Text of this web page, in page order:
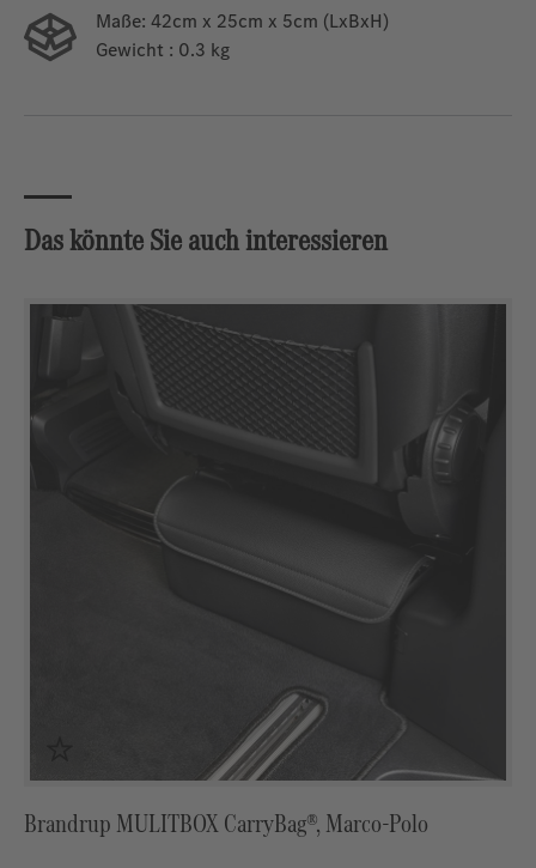
Maße: 42cm x 25cm x 5cm (LxBxH)
Gewicht : 0.3 kg
Das könnte Sie auch interessieren
Brandrup MULITBOX CarryBag®, Marco-Polo